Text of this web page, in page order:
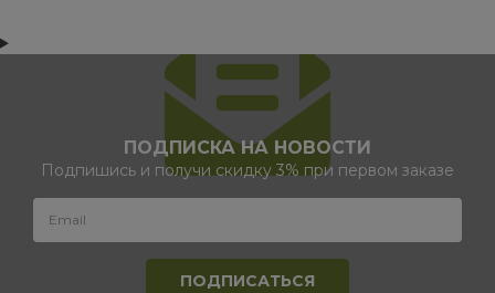
ПОДПИСКА НА НОВОСТИ
Подпишись и получи скидку 3% при первом заказе